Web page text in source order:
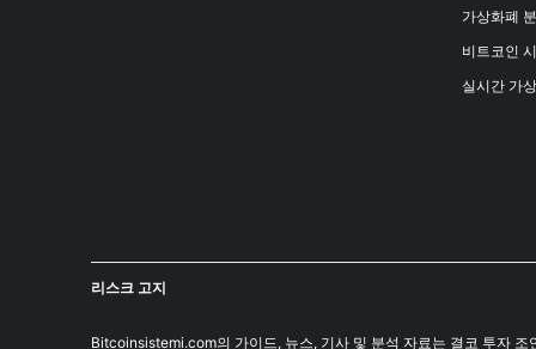
가상화폐
비트코인
실시간 가
리스크 고지
Bitcoinsistemi.com의 가이드, 뉴스, 기사 및 분석 자료는 결코 투자